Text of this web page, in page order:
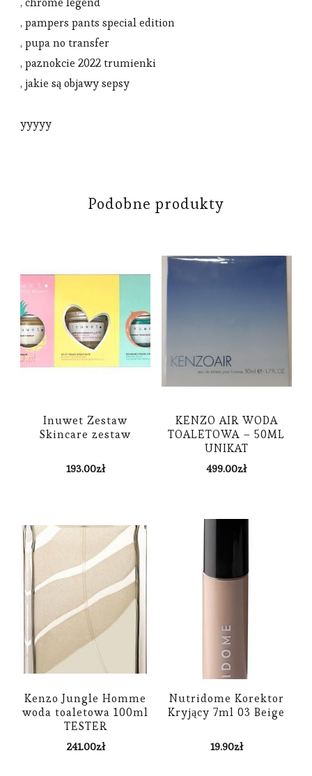
, pampers pants special edition
, pupa no transfer
, paznokcie 2022 trumienki
, jakie są objawy sepsy
yyyyy
Podobne produkty
Inuwet Zestaw
Skincare zestaw
193.00zł
KENZO AIR WODA
TOALETOWA – 50ML
UNIKAT
499.00zł
Kenzo Jungle Homme
woda toaletowa 100ml
TESTER
241.00zł
Nutridome Korektor
Kryjący 7ml 03 Beige
19.90zł